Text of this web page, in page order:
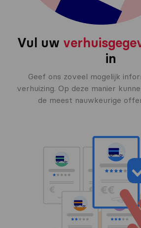
Vul uw
in
Geef ons zoveel mogelijk
verhuizing. Op deze manier
de meest nauwkeurige